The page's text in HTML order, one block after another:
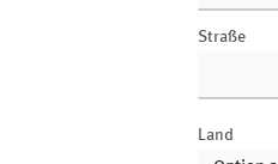
Straße
Land